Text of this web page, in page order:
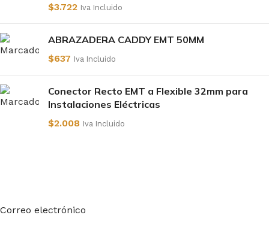
$3.722 Iva Incluido
ABRAZADERA CADDY EMT 50MM
$637 Iva Incluido
Conector Recto EMT a Flexible 32mm para
Instalaciones Eléctricas
$2.008 Iva Incluido
Correo electrónico